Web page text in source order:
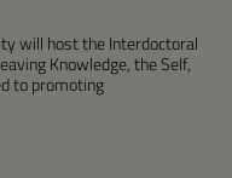
will host the Interdoctoral
Knowledge, the Self,
to promoting